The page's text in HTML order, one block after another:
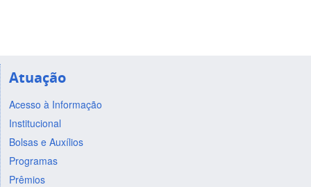
Atuação
Acesso à Informação
Institucional
Bolsas e Auxílios
Programas
Prêmios